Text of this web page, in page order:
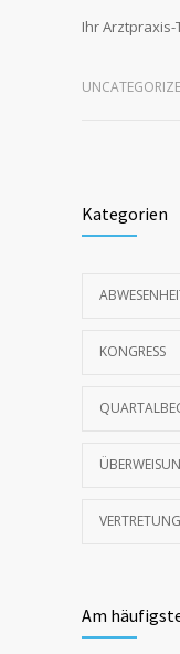
Ihr Arztpraxis-
Kategorien
KONGRESS
VERTRETUNG
Am